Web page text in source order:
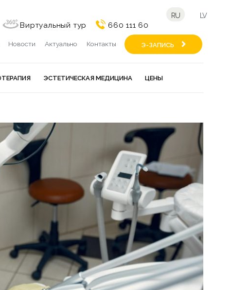
Виртуальный тур 660 111 60
RU LV
Новости Актуально Контакты Э-ЗАПИСЬ
ЭСТЕТИЧЕСКАЯ МЕДИЦИНА ЦЕНЫ